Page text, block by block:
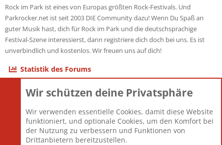
Rock im Park ist eines von Europas größten Rock-Festivals. Und
Parkrocker.net ist seit 2003 DIE Community dazu! Wenn Du Spaß an
guter Musik hast, dich für Rock im Park und die deutschsprachige
Festival-Szene interessierst, dann registriere dich doch bei uns. Es ist
unverbindlich und kostenlos. Wir freuen uns auf dich!
Statistik des Forums
Themen
Mitglieder
12.427
Neuestes Mitglied
Berlin
Wir schützen deine Privatsphäre
Wir verwenden essentielle Cookies, damit diese Website
funktioniert, und optionale Cookies, um den Komfort bei
der Nutzung zu verbessern und Funktionen von
Drittanbietern bereitzustellen.